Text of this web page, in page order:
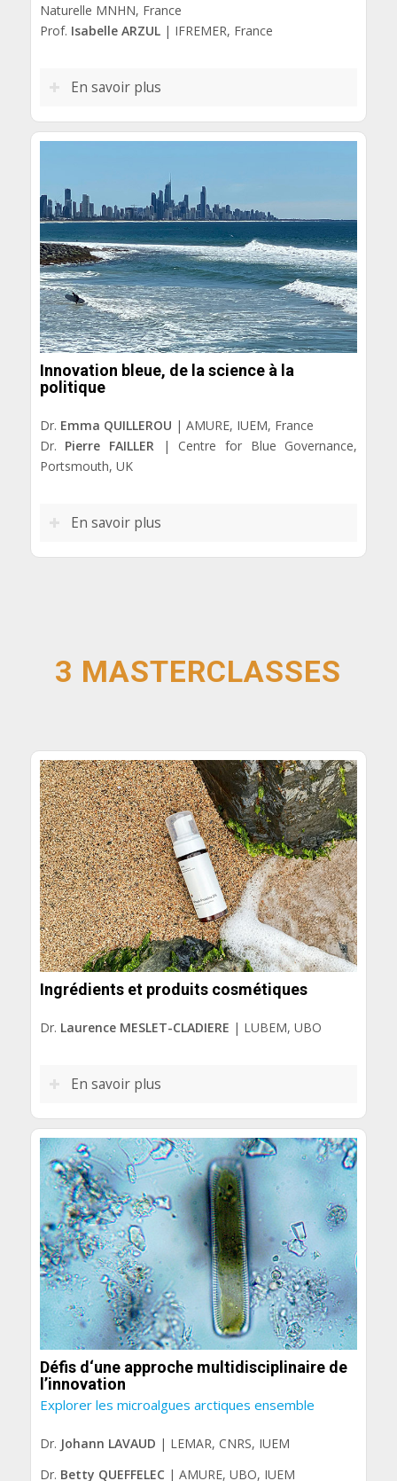
Naturelle MNHN, France
Prof. Isabelle ARZUL| IFREMER, France
En savoir plus
Innovation bleue, de la science à la
politique
Dr. Emma QUILLEROU | AMURE, IUEM, France
Dr. Pierre FAILLER| Centre for Blue Governance,
Portsmouth, UK
En savoir plus
3 MASTERCLASSES
Ingrédients et produits cosmétiques
Dr. Laurence MESLET-CLADIERE | LUBEM, UBO
En savoir plus
Défis d‘une approche multidisciplinaire de
l’innovation
Explorer les microalgues arctiques ensemble
Dr. Johann LAVAUD | LEMAR, CNRS, IUEM
Dr. Betty QUEFFELEC | AMURE, UBO, IUEM